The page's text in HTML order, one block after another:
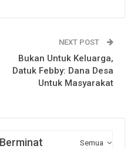
NEXT POST
Bukan Untuk Keluarga,
Datuk Febby: Dana Desa
Untuk Masyarakat
Semua